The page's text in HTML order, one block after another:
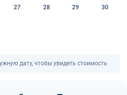
27 28 29 30
дату, чтобы увидеть стоимость